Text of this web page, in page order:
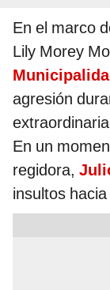
En el marco
Lily Morey
agresión
En un
regidora,
insultos